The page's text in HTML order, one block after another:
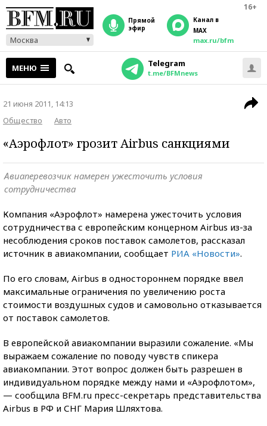
16+
Москва
прямой
эфир
Канал в
MAX
max.ru/bfm
МЕНЮ Telegram
t.me/BFMnews
21 июня 2011, 14:13
Общество
Авто
«Аэрофлот» грозит Airbus санкциями
Авиаперевозчик намерен ужесточить условия
сотрудничества
Компания «Аэрофлот» намерена ужесточить условия
сотрудничества с европейским концерном Аirbus из-за
несоблюдения сроков поставок самолетов, рассказал
источник в авиакомпании, сообщает РИА «Новости».
По его словам, Airbus в одностороннем порядке ввел
максимальные ограничения по увеличению роста
стоимости воздушных судов и самовольно отказывается
от поставок самолетов.
В европейской авиакомпании выразили сожаление. «Мы
выражаем сожаление по поводу чувств спикера
авиакомпании. Этот вопрос должен быть разрешен в
индивидуальном порядке между нами и «Аэрофлотом»,
— сообщила BFM.ru пресс-секретарь представительства
Airbus в РФ и СНГ Мария Шляхтова.